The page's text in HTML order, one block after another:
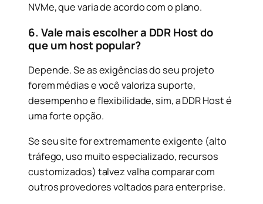
NVMe, que varia de acordo com o plano.
6. Vale mais escolher a DDR Host do
que um host popular?
Depende. Se as exigências do seu projeto
forem médias e você valoriza suporte,
desempenho e flexibilidade, sim, a DDR Host é
uma forte opção.
Se seu site for extremamente exigente (alto
tráfego, uso muito especializado, recursos
customizados) talvez valha comparar com
outros provedores voltados para enterprise.